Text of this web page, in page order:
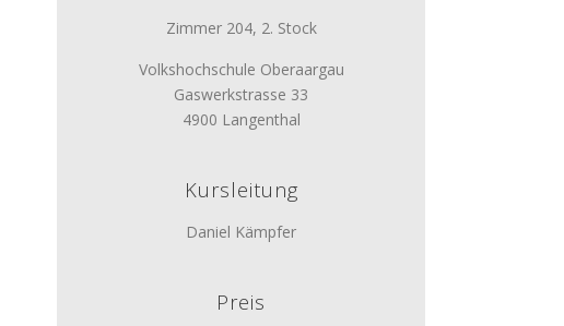
Zimmer 204, 2. Stock
Volkshochschule Oberaargau
Gaswerkstrasse 33
4900 Langenthal
Kursleitung
Daniel Kämpfer
Preis